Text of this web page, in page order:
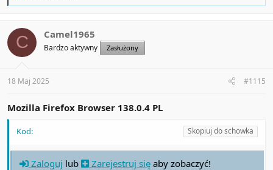
t
i
s
:
C Camel1965
Bardzo aktywny Zasłużony
18 Maj 2025 #1115
Mozilla Firefox Browser 138.0.4 PL
Kod: Skopiuj do schowka
Zaloguj lub Zarejestruj się aby zobaczyć!